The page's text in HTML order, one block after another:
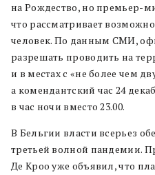
на Рождество, но премьер-
что рассматривает
человек. По данным СМИ,
разрешать проводить на
и в местах с «не более чем
а комендантский час 24
в час ночи вместо 23.00.
В Бельгии власти всерьез
третьей волной пандемии.
Де Кроо уже объявил, что